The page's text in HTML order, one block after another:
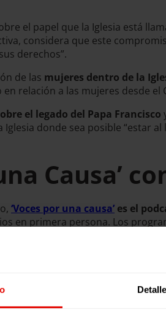
el papel que la Iglesia está
considera que este
derechos”.
de las mujeres dentro de la
relación a las mujeres desde
el legado del Papa Francisco
donde sea posible “estar
Causa’
‘Voces por una causa’ es el
en primera persona. Los